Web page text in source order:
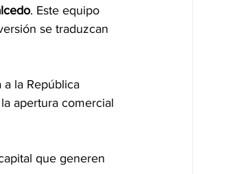
. Este equipo
se traduzcan
a la República
apertura comercial
que generen